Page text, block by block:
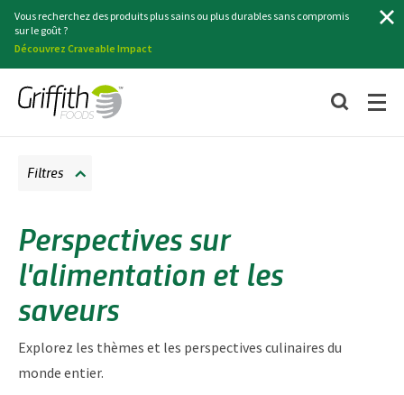
Vous recherchez des produits plus sains ou plus durables sans compromis
sur le goût ?
Découvrez Craveable Impact
Perspectives sur
l'alimentation et les
saveurs
Explorez les thèmes et les perspectives culinaires du
monde entier.
Filtres